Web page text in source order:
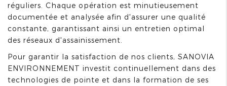
réguliers. Chaque opération est minutieusement
documentée et analysée afin d'assurer une qualité
constante, garantissant ainsi un entretien optimal
des réseaux d'assainissement.
Pour garantir la satisfaction de nos clients, SANOVIA
ENVIRONNEMENT investit continuellement dans des
technologies de pointe et dans la formation de ses